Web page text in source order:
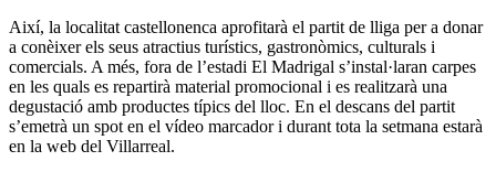
Així, la localitat castellonenca aprofitarà el partit de lliga per a donar
a conèixer els seus atractius turístics, gastronòmics, culturals i
comercials. A més, fora de l’estadi El Madrigal s’instal·laran carpes
en les quals es repartirà material promocional i es realitzarà una
degustació amb productes típics del lloc. En el descans del partit
s’emetrà un spot en el vídeo marcador i durant tota la setmana estarà
en la web del Villarreal.